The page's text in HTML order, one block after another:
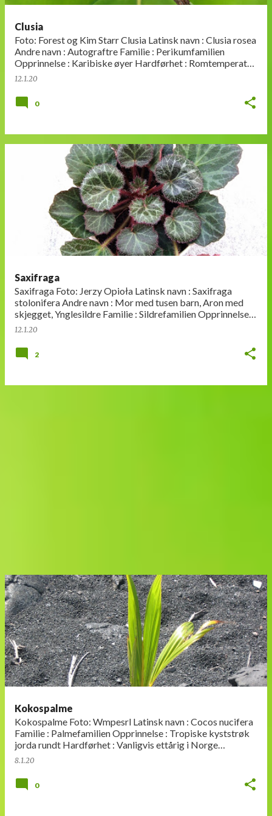
Clusia
Foto: Forest og Kim Starr Clusia Latinsk navn : Clusia rosea
Andre navn : Autograftre Familie : Perikumfamilien
Opprinnelse : Karibiske øyer Hardførhet : Romtemperatur,
12.1.20
0
Saxifraga
Saxifraga Foto: Jerzy Opioła Latinsk navn : Saxifraga
stolonifera Andre navn : Mor med tusen barn, Aron med
skjegget, Ynglesildre Familie : Sildrefamilien Opprinnelse :
Kina, Japan og …
12.1.20
2
Kokospalme
Kokospalme Foto: Wmpesrl Latinsk navn : Cocos nucifera
Familie : Palmefamilien Opprinnelse : Tropiske kyststrøk
jorda rundt Hardførhet : Vanligvis ettårig i Norge
Utseende: Palme so…
8.1.20
0